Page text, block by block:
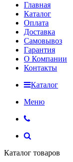
Главная
Каталог
Оплата
Доставка
Самовывоз
Гарантия
О Компании
Контакты
Каталог
Меню
Каталог товаров